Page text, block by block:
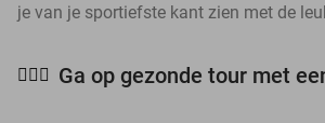
je van je sportiefste kant zien met de
🧘🏻‍♀️ Ga op gezonde tour met